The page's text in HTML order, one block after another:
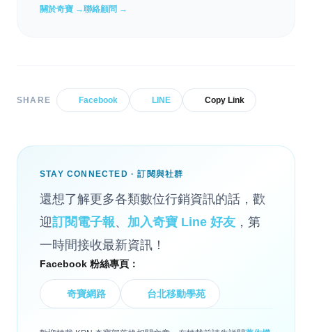
關於奇寶 →聯絡顧問 →
SHARE Facebook LINE Copy Link
STAY CONNECTED · 訂閱與社群
還想了解更多各類數位行銷資訊的話，歡
迎訂閱電子報、 加入奇寶 Line 好友 ，第
一時間接收最新資訊！
Facebook 粉絲專頁：
奇寶網路 台北移動學苑